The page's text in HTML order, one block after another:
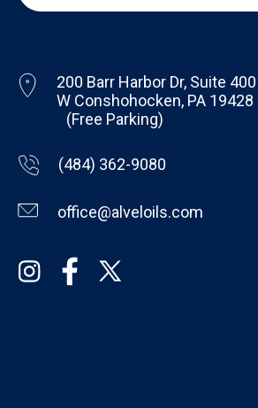
200 Barr Harbor Dr, Suite 400
W Conshohocken, PA 19428
(Free Parking)
(484) 362-9080
office@alveloils.com